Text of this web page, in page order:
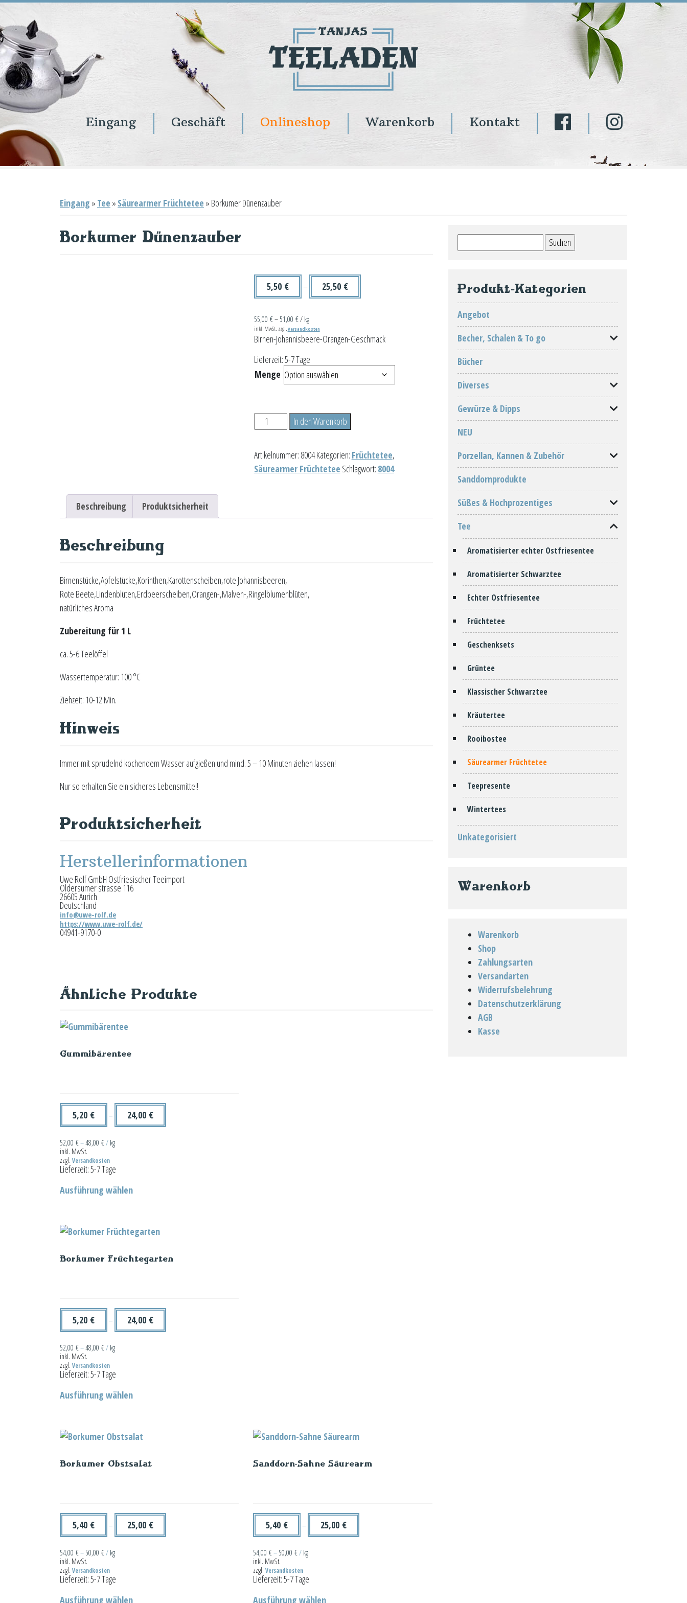
Eingang Geschäft Onlineshop Warenkorb Kontakt
Eingang » Tee » Säurearmer Früchtetee » Borkumer Dünenzauber
Borkumer Dünenzauber
5,50 € – 25,50 €
55,00 €– 51,00 €/ kg
inkl. MwSt. zzgl.Versandkosten
Birnen-Johannisbeere-Orangen-Geschmack
Lieferzeit:5-7 Tage
Menge
Borkumer
Dünenzauber
In den Warenkorb
Artikelnummer: 8004Kategorien: Früchtetee,
Säurearmer Früchtetee Schlagwort: 8004
Beschreibung Produktsicherheit
Beschreibung
Birnenstücke,Apfelstücke,Korinthen,Karottenscheiben,rote Johannisbeeren,
Rote Beete,Lindenblüten,Erdbeerscheiben,Orangen-,Malven-,Ringelblumenblüten,
natürliches Aroma
Zubereitung für 1 L
ca. 5-6 Teelöffel
Wassertemperatur: 100 °C
Ziehzeit: 10-12 Min.
Hinweis
Immer mit sprudelnd kochendem Wasser aufgießen und mind. 5 – 10 Minuten ziehen lassen!
Nur so erhalten Sie ein sicheres Lebensmittel!
Produktsicherheit
Herstellerinformationen
Uwe Rolf GmbH Ostfriesischer Teeimport
Oldersumer strasse 116
26605 Aurich
Deutschland
info@uwe-rolf.de
https://www.uwe-rolf.de/
04941-9170-0
Ähnliche Produkte
Gummibärentee
5,20 € – 24,00 €
52,00 €–48,00 €/ kg
inkl. MwSt.
zzgl. Versandkosten
Lieferzeit:5-7 Tage
Ausführung wählenProdukt
Varianten
Die
der
Produktseite
Borkumer Früchtegarten
5,20 € – 24,00 €
52,00 €–48,00 €/ kg
inkl. MwSt.
zzgl. Versandkosten
Lieferzeit:5-7 Tage
Ausführung wählenProdukt
Varianten
Die
der
Produktseite
Borkumer Obstsalat
5,40 € – 25,00 €
54,00 €– 50,00 €/ kg
inkl. MwSt.
zzgl. Versandkosten
Lieferzeit:5-7 Tage
Ausführung wählen
Sanddorn-Sahne Säurearm
5,40 € – 25,00 €
54,00€– 50,00€/ kg
inkl. MwSt.
zzgl.Versandkosten
Lieferzeit:5-7 Tage
Ausführung wählen
nach:
Produkt-Kategorien
Angebot
Becher, Schalen & To go
Bücher
Diverses
Gewürze & Dipps
NEU
Porzellan, Kannen & Zubehör
Sanddornprodukte
Süßes & Hochprozentiges
Tee
Aromatisierter echter Ostfriesentee
Aromatisierter Schwarztee
Echter Ostfriesentee
Früchtetee
Geschenksets
Grüntee
Klassischer Schwarztee
Kräutertee
Rooibostee
Säurearmer Früchtetee
Teepresente
Wintertees
Unkategorisiert
Warenkorb
Warenkorb
Shop
Zahlungsarten
Versandarten
Widerrufsbelehrung
Datenschutzerklärung
AGB
Kasse
Eingang
Geschäft
Onlineshop
Warenkorb
Kontakt